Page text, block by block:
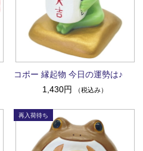
コポー 縁起物 今日の運勢は♪
1,430円
（税込み）